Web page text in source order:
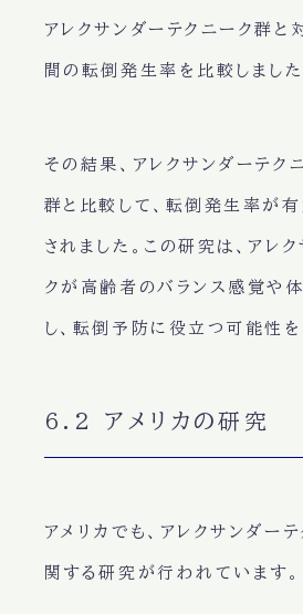
アレクサンダーテクニーク群と
間の転倒発生率を比較しました
その結果、アレクサンダーテク
群と比較して、転倒発生率が
されました。この研究は、アレ
クが高齢者のバランス感覚や
し、転倒予防に役立つ可能性を
6.2 アメリカの研究
アメリカでも、アレクサンダー
関する研究が行われています。